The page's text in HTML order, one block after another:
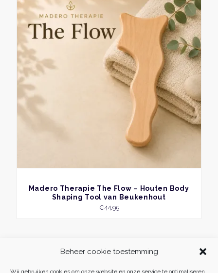
Beheer cookie toestemming
Wij gebruiken cookies om onze website en onze service te optimaliseren.
BEKIJK
Madero Therapie The Flow – Houten Body
Shaping Tool van Beukenhout
€44,95